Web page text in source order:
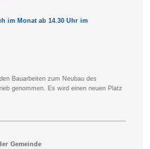
im Monat ab 14.30 Uhr im
Bauarbeiten zum Neubau des
genommen. Es wird einen neuen Platz
Gemeinde